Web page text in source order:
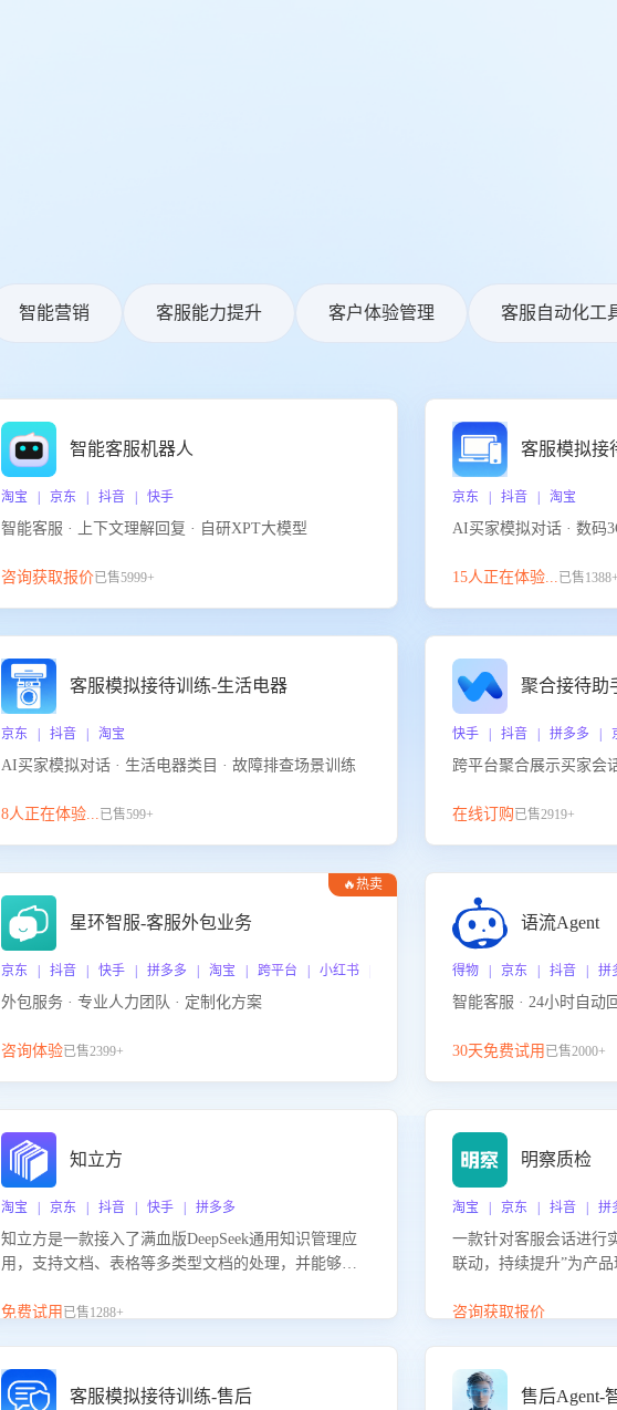
智能营销 客服能力提升 客户体验管理 客服自动化工
智能客服机器人
淘宝 | 京东 | 抖音 | 快手
智能客服 · 上下文理解回复 · 自研XPT大模型
咨询获取报价已售5999+
客服模拟接
京东 | 抖音 | 淘宝
AI买家模拟对话 · 数码
15人正在体验...已售1388+
客服模拟接待训练-生活电器
京东 | 抖音 | 淘宝
AI买家模拟对话 · 生活电器类目 · 故障排查场景训练
8人正在体验...已售599+
聚合接待助
快手 | 抖音 | 拼多多 |
跨平台聚合展示买家会
在线订购已售2919+
🔥热卖
星环智服-客服外包业务
京东 | 抖音 | 快手 | 拼多多 | 淘宝 | 跨平台 | 小红书 | 得物 | 企业微信
外包服务 · 专业人力团队 · 定制化方案
咨询体验已售2399+
语流Agent
得物 | 京东 | 抖音 | 拼
智能客服 · 24小时自动
30天免费试用 已售2000+
知立方
淘宝 | 京东 | 抖音 | 快手 | 拼多多
知立方是一款接入了满血版DeepSeek通用知识管理应
用，支持文档、表格等多类型文档的处理，并能够基
景提供强大的知识支持，帮助用户高效管理和利用知
免费试用 已售1288+
明察质检
淘宝 | 京东 | 抖音 | 拼
一款针对客服会话进行
联动，持续提升”为产
联动，持续提升客服团
咨询获取报价
客服模拟接待训练-售后 售后Agent-